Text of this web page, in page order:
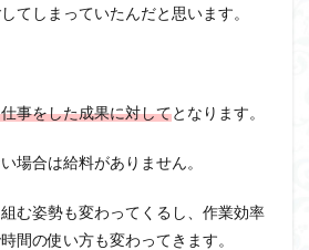
てしまっていたんだと思います。
事をした成果に対してとなります。
場合は給料がありません。
む姿勢も変わってくるし、作業効率
間の使い方も変わってきます。